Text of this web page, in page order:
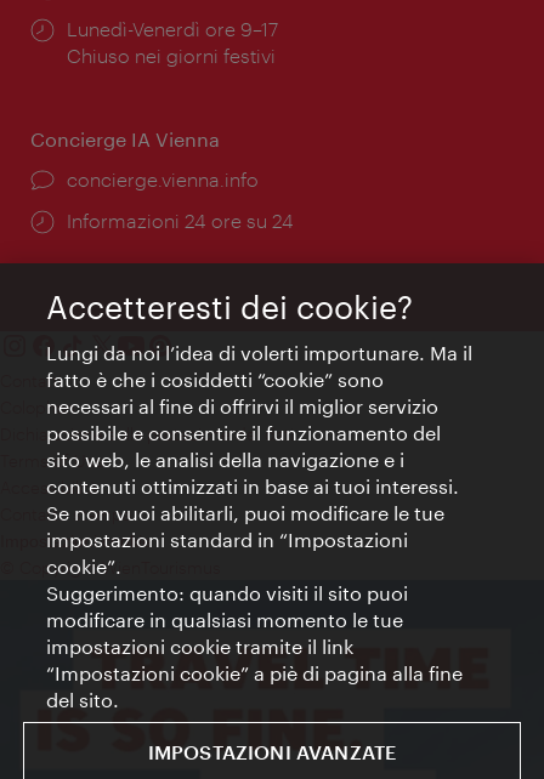
Orari
di
Lunedì-Venerdì ore 9–17
Chiuso nei giorni festivi
Concierge IA Vienna
Ort:
concierge.vienna.info
Öffnungszeiten:
Informazioni 24 ore su 24
Contatti
Colophon
Dichiarazione sulla protezione dei dati
Terms of Use
Accessibilità
Contatto stampa
Impostazioni cookie
© Copyright WienTourismus
Accetteresti dei cookie?
Lungi da noi l’idea di volerti importunare. Ma il
fatto è che i cosiddetti “cookie” sono
necessari al fine di offrirvi il miglior servizio
possibile e consentire il funzionamento del
sito web, le analisi della navigazione e i
contenuti ottimizzati in base ai tuoi interessi.
Se non vuoi abilitarli, puoi modificare le tue
impostazioni standard in “Impostazioni
cookie”.
Suggerimento: quando visiti il sito puoi
modificare in qualsiasi momento le tue
impostazioni cookie tramite il link
“Impostazioni cookie” a piè di pagina alla fine
del sito.
IMPOSTAZIONI AVANZATE